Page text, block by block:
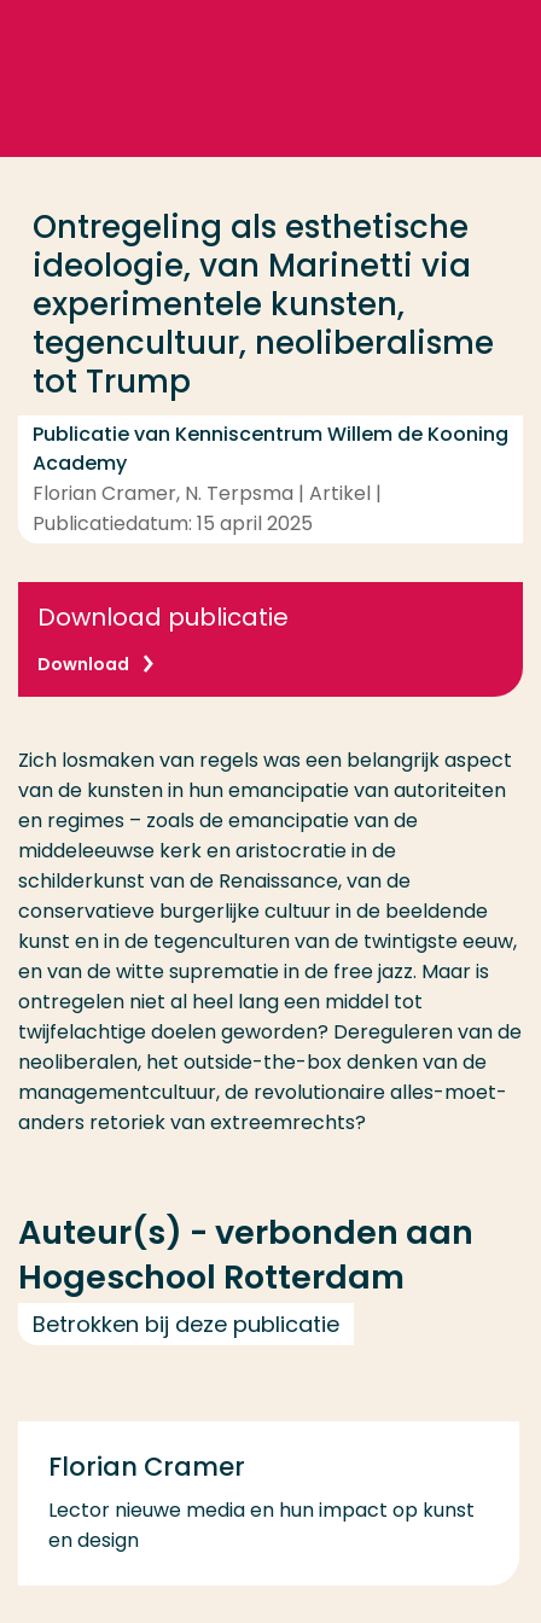
Ontregeling als esthetische
ideologie, van Marinetti via
experimentele kunsten,
tegencultuur, neoliberalisme
tot Trump
Publicatie van Kenniscentrum Willem de Kooning
Academy
Florian Cramer, N. Terpsma | Artikel |
Publicatiedatum: 15 april 2025
Download publicatie
Download
Zich losmaken van regels was een belangrijk aspect
van de kunsten in hun emancipatie van autoriteiten
en regimes – zoals de emancipatie van de
middeleeuwse kerk en aristocratie in de
schilderkunst van de Renaissance, van de
conservatieve burgerlijke cultuur in de beeldende
kunst en in de tegenculturen van de twintigste eeuw,
en van de witte suprematie in de free jazz. Maar is
ontregelen niet al heel lang een middel tot
twijfelachtige doelen geworden? Dereguleren van de
neoliberalen, het outside-the-box denken van de
managementcultuur, de revolutionaire alles-moet-
anders retoriek van extreemrechts?
Auteur(s) - verbonden aan
Hogeschool Rotterdam
Betrokken bij deze publicatie
Florian Cramer
Lector nieuwe media en hun impact op kunst
en design
Contact